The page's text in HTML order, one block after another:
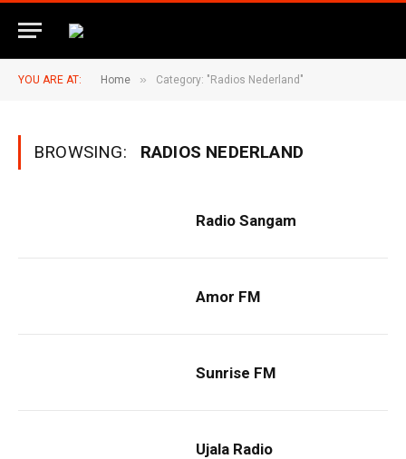
YOU ARE AT: Home » Category: "Radios Nederland"
BROWSING: RADIOS NEDERLAND
Radio Sangam
Amor FM
Sunrise FM
Ujala Radio